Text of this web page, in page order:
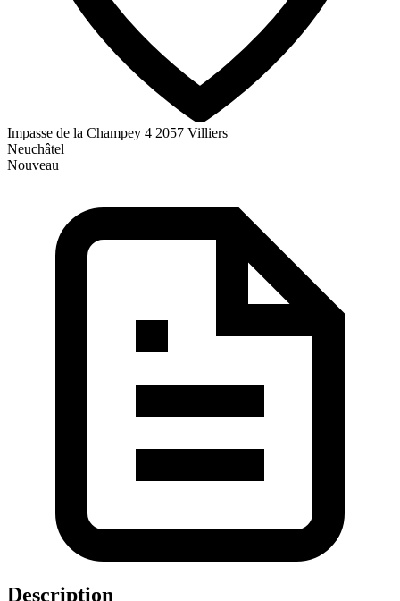
Impasse de la Champey 4 2057 Villiers
Neuchâtel
Nouveau
Description